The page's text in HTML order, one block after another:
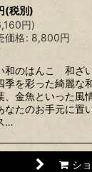
(税別)
円)
価格: 8,800円
和のはんこ 和ざ
季を彩った綺麗な
、金魚といった風
なたのお手元に置
…
シ